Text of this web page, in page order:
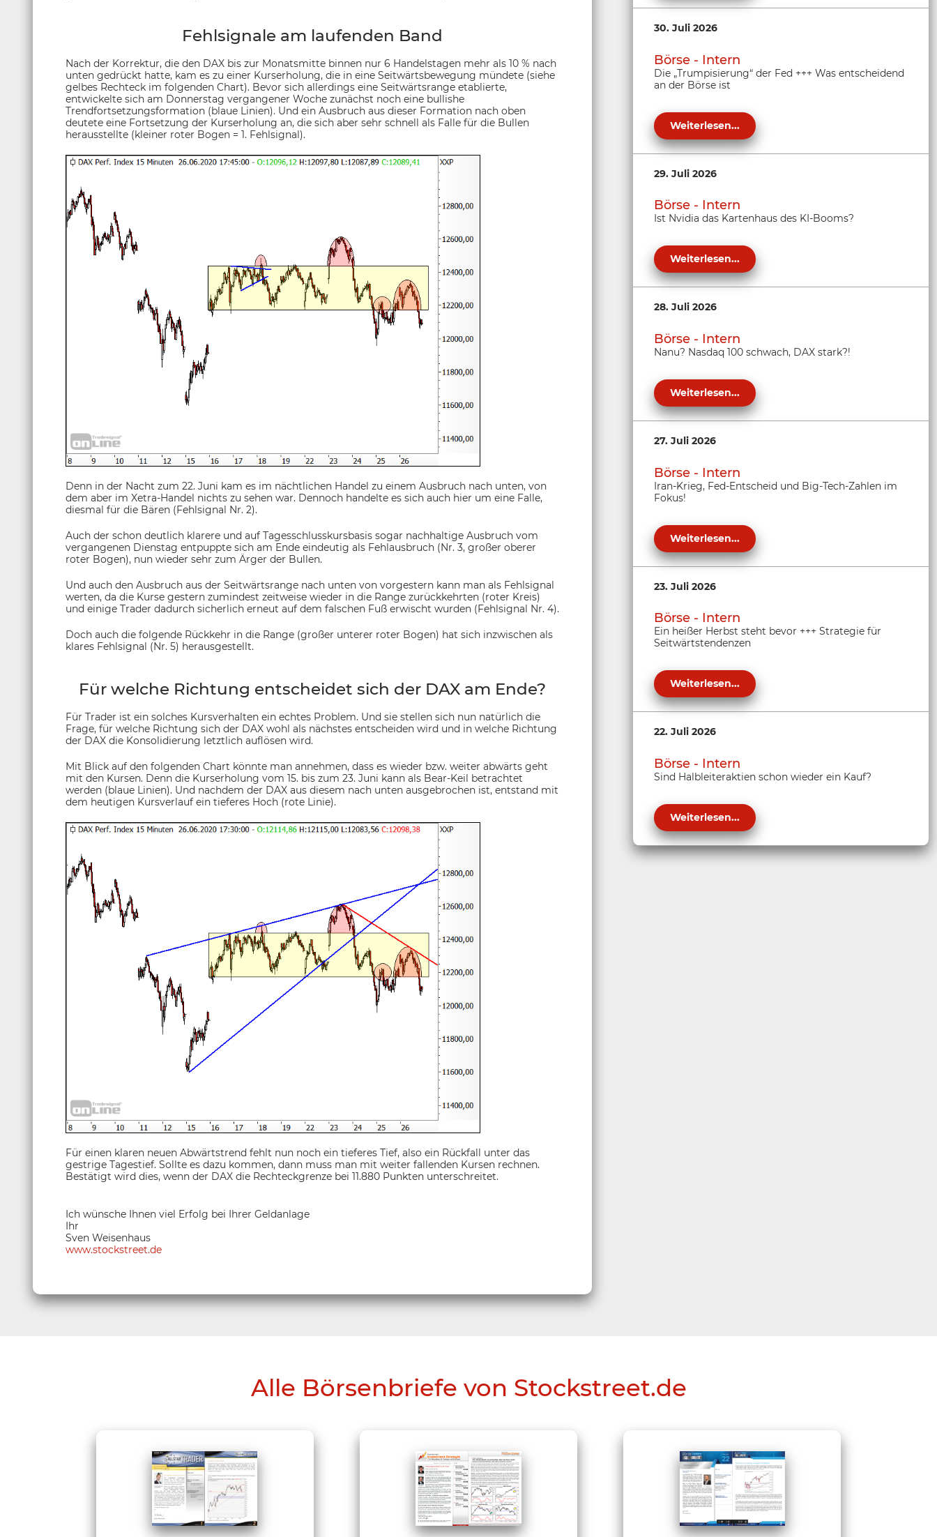
Fehlsignale am laufenden Band
Nach der Korrektur, die den DAX bis zur Monatsmitte binnen nur 6 Handelstagen mehr als 10 % nach
unten gedrückt hatte, kam es zu einer Kurserholung, die in eine Seitwärtsbewegung mündete (siehe
gelbes Rechteck im folgenden Chart). Bevor sich allerdings eine Seitwärtsrange etablierte,
entwickelte sich am Donnerstag vergangener Woche zunächst noch eine bullishe
Trendfortsetzungsformation (blaue Linien). Und ein Ausbruch aus dieser Formation nach oben
deutete eine Fortsetzung der Kurserholung an, die sich aber sehr schnell als Falle für die Bullen
herausstellte (kleiner roter Bogen = 1. Fehlsignal).
Denn in der Nacht zum 22. Juni kam es im nächtlichen Handel zu einem Ausbruch nach unten, von
dem aber im Xetra-Handel nichts zu sehen war. Dennoch handelte es sich auch hier um eine Falle,
diesmal für die Bären (Fehlsignal Nr. 2).
Auch der schon deutlich klarere und auf Tagesschlusskursbasis sogar nachhaltige Ausbruch vom
vergangenen Dienstag entpuppte sich am Ende eindeutig als Fehlausbruch (Nr. 3, großer oberer
roter Bogen), nun wieder sehr zum Ärger der Bullen.
Und auch den Ausbruch aus der Seitwärtsrange nach unten von vorgestern kann man als Fehlsignal
werten, da die Kurse gestern zumindest zeitweise wieder in die Range zurückkehrten (roter Kreis)
und einige Trader dadurch sicherlich erneut auf dem falschen Fuß erwischt wurden (Fehlsignal Nr. 4).
Doch auch die folgende Rückkehr in die Range (großer unterer roter Bogen) hat sich inzwischen als
klares Fehlsignal (Nr. 5) herausgestellt.
Für welche Richtung entscheidet sich der DAX am Ende?
Für Trader ist ein solches Kursverhalten ein echtes Problem. Und sie stellen sich nun natürlich die
Frage, für welche Richtung sich der DAX wohl als nächstes entscheiden wird und in welche Richtung
der DAX die Konsolidierung letztlich auflösen wird.
Mit Blick auf den folgenden Chart könnte man annehmen, dass es wieder bzw. weiter abwärts geht
mit den Kursen. Denn die Kurserholung vom 15. bis zum 23. Juni kann als Bear-Keil betrachtet
werden (blaue Linien). Und nachdem der DAX aus diesem nach unten ausgebrochen ist, entstand mit
dem heutigen Kursverlauf ein tieferes Hoch (rote Linie).
Für einen klaren neuen Abwärtstrend fehlt nun noch ein tieferes Tief, also ein Rückfall unter das
gestrige Tagestief. Sollte es dazu kommen, dann muss man mit weiter fallenden Kursen rechnen.
Bestätigt wird dies, wenn der DAX die Rechteckgrenze bei 11.880 Punkten unterschreitet.
Ich wünsche Ihnen viel Erfolg bei Ihrer Geldanlage
Ihr
Sven Weisenhaus
www.stockstreet.de
30. Juli 2026
Börse - Intern
Die „Trumpisierung“ der Fed +++ Was entscheidend
an der Börse ist
Weiterlesen...
29. Juli 2026
Börse - Intern
Ist Nvidia das Kartenhaus des KI-Booms?
Weiterlesen...
28. Juli 2026
Börse - Intern
Nanu? Nasdaq 100 schwach, DAX stark?!
Weiterlesen...
27. Juli 2026
Börse - Intern
Iran-Krieg, Fed-Entscheid und Big-Tech-Zahlen im
Fokus!
Weiterlesen...
23. Juli 2026
Börse - Intern
Ein heißer Herbst steht bevor +++ Strategie für
Seitwärtstendenzen
Weiterlesen...
22. Juli 2026
Börse - Intern
Sind Halbleiteraktien schon wieder ein Kauf?
Weiterlesen...
Alle Börsenbriefe von Stockstreet.de